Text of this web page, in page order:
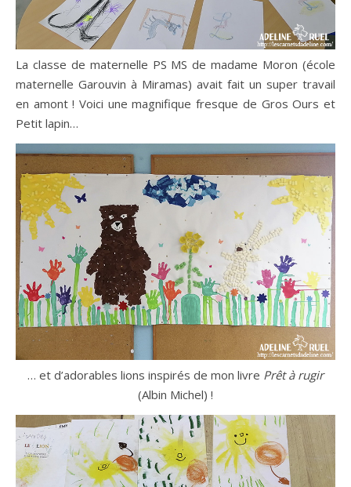
La classe de maternelle PS MS de madame Moron (école
maternelle Garouvin à Miramas) avait fait un super travail
en amont ! Voici une magnifique fresque de Gros Ours et
Petit lapin…
… et d’adorables lions inspirés de mon livre Prêt à rugir
(Albin Michel) !